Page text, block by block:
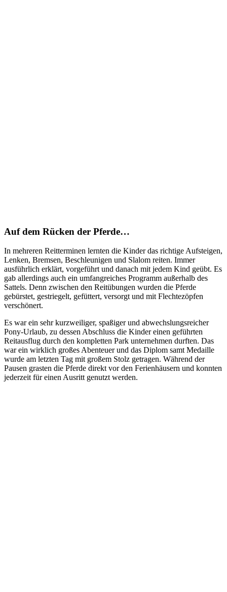
Auf dem Rücken der Pferde…
In mehreren Reitterminen lernten die Kinder das richtige Aufsteigen,
Lenken, Bremsen, Beschleunigen und Slalom reiten. Immer
ausführlich erklärt, vorgeführt und danach mit jedem Kind geübt. Es
gab allerdings auch ein umfangreiches Programm außerhalb des
Sattels. Denn zwischen den Reitübungen wurden die Pferde
gebürstet, gestriegelt, gefüttert, versorgt und mit Flechtezöpfen
verschönert.
Es war ein sehr kurzweiliger, spaßiger und abwechslungsreicher
Pony-Urlaub, zu dessen Abschluss die Kinder einen geführten
Reitausflug durch den kompletten Park unternehmen durften. Das
war ein wirklich großes Abenteuer und das Diplom samt Medaille
wurde am letzten Tag mit großem Stolz getragen. Während der
Pausen grasten die Pferde direkt vor den Ferienhäusern und konnten
jederzeit für einen Ausritt genutzt werden.